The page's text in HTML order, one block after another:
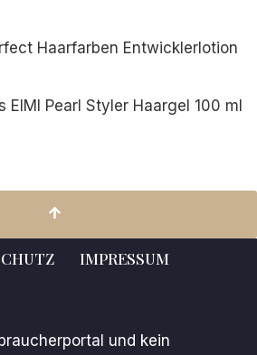
Haarfarben Entwicklerlotion
EIMI Pearl Styler Haargel 100 ml
IMPRESSUM
und kein